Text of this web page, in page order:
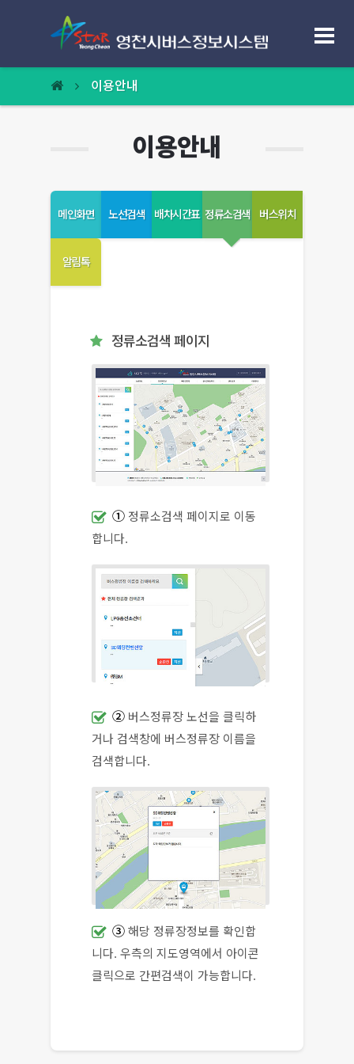
노선정보
버스도착알림톡
이용안내
요금안내
이용안내
이용안내
메인화면 노선검색 배차시간표 정류소검색 버스위치
알림톡
정류소검색 페이지
① 정류소검색 페이지로 이동
합니다.
② 버스정류장 노선을 클릭하
거나 검색창에 버스정류장 이름을
검색합니다.
③ 해당 정류장정보를 확인합
니다. 우측의 지도영역에서 아이콘
클릭으로 간편검색이 가능합니다.